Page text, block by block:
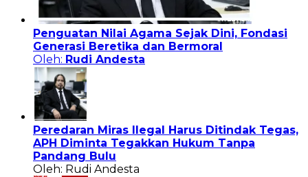
Penguatan Nilai Agama Sejak Dini, Fondasi
Generasi Beretika dan Bermoral
Oleh: Rudi Andesta
Peredaran Miras Ilegal Harus Ditindak Tegas,
APH Diminta Tegakkan Hukum Tanpa
Pandang Bulu
Oleh: Rudi Andesta